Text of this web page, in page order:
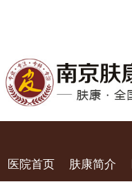
医院首页 肤康简介